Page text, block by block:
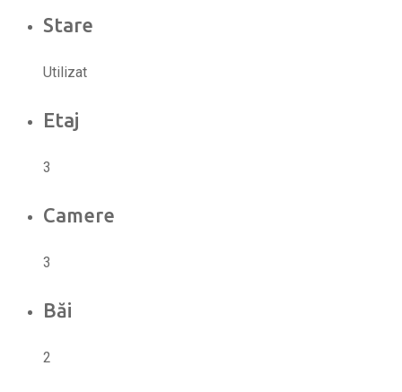
Stare
Utilizat
Etaj
3
Camere
3
Băi
2